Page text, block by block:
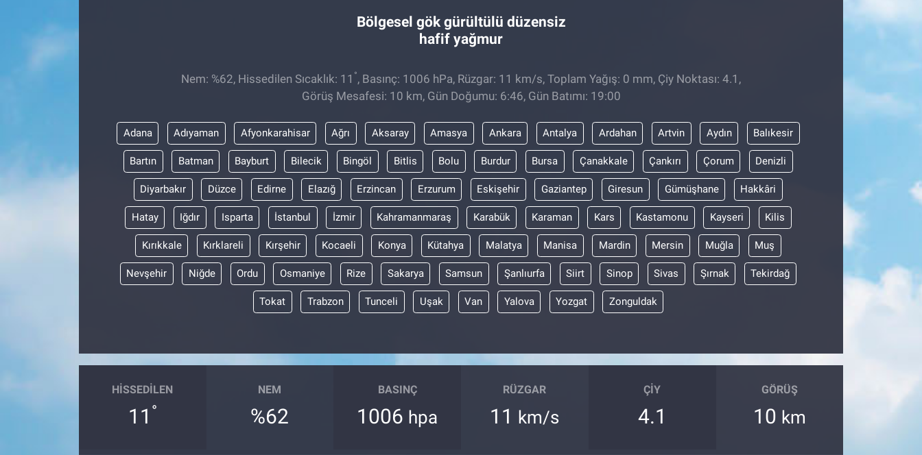
Bölgesel gök gürültülü düzensiz
hafif yağmur
Nem: %62, Hissedilen Sıcaklık: 11 °, Basınç: 1006 hPa, Rüzgar: 11 km/s, Toplam Yağış: 0 mm, Çiy Noktası: 4.1,
Görüş Mesafesi: 10 km, Gün Doğumu: 6:46, Gün Batımı: 19:00
Adana Adıyaman Afyonkarahisar Ağrı Aksaray Amasya Ankara Antalya Ardahan Artvin Aydın Balıkesir
Bartın Batman Bayburt Bilecik Bingöl Bitlis Bolu Burdur Bursa Çanakkale Çankırı Çorum Denizli
Diyarbakır Düzce Edirne Elazığ Erzincan Erzurum Eskişehir Gaziantep Giresun Gümüşhane Hakkâri
Hatay Iğdır Isparta İstanbul İzmir Kahramanmaraş Karabük Karaman Kars Kastamonu Kayseri Kilis
Kırıkkale Kırklareli Kırşehir Kocaeli Konya Kütahya Malatya Manisa Mardin Mersin Muğla Muş
Nevşehir Niğde Ordu Osmaniye Rize Sakarya Samsun Şanlıurfa Siirt Sinop Sivas Şırnak Tekirdağ
Tokat Trabzon Tunceli Uşak Van Yalova Yozgat Zonguldak
HISSEDILEN
11 °
NEM
%62
BASINÇ
1006 hpa
RÜZGAR
11 km/s
ÇIY
4.1
GÖRÜŞ
10 km
Sağlıklı Yaşam
Siyaset